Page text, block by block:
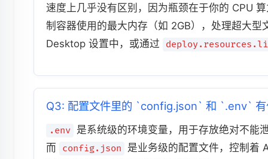
速度上几乎没有区别，因为瓶颈在于你的 CPU
制容器使用的最大内存（如 2GB），处理超大
Desktop 设置中，或通过
Q3: 配置文件里的 `config.json` 和 `.env` 有
.env 是系统级的环境变量，用于存放绝对不能
而
config.json
是业务级的配置文件，控制着